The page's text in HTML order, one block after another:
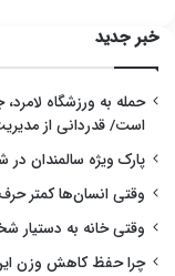
خبر جدید
حمله به ورزشگاه
است/ قدردانی از
پارک ویژه سالمندان
وقتی انسان‌ها کمتر
وقتی خانه به
چرا حفظ کاهش وزن